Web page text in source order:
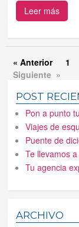
Leer más
« Anterior 1
Siguiente »
POST
Pon a punto
Viajes de
Puente de
Te llevamos
Tu agencia
ARCHIVO